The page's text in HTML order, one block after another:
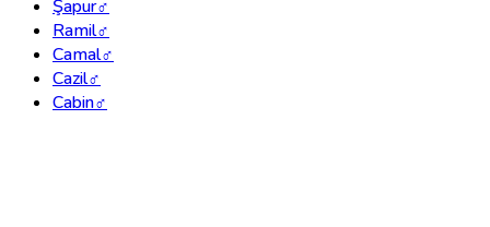
Şapur♂
Ramil♂
Camal♂
Cazil♂
Cabin♂